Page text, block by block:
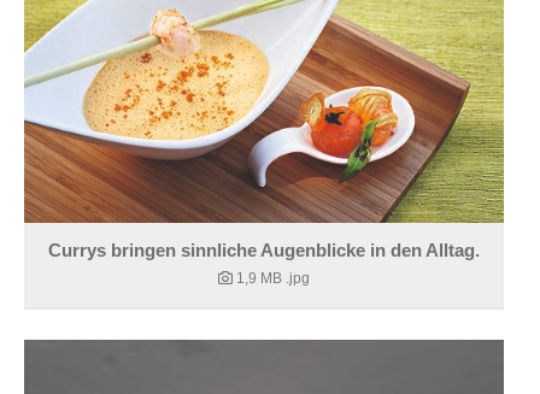
Currys bringen sinnliche Augenblicke in den Alltag.
1,9 MB .jpg